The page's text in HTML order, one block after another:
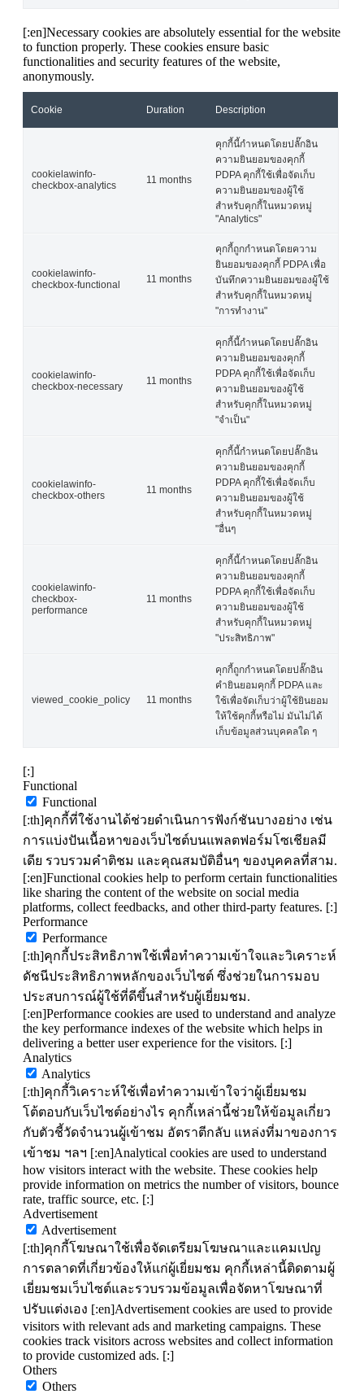
[:en]Necessary cookies are absolutely essential for the website
to function properly. These cookies ensure basic
functionalities and security features of the website,
anonymously.
Cookie Duration Description
cookielawinfo-
checkbox-analytics
11 months
คุกกี้นี้กำหนดโดยปลั๊กอิน
ความยินยอมของคุกกี้
PDPA คุกกี้ใช้เพื่อจัดเก็บ
ความยินยอมของผู้ใช้
สำหรับคุกกี้ในหมวดหมู่
"Analytics"
cookielawinfo-
checkbox-functional
11 months
คุกกี้ถูกกำหนดโดยความ
ยินยอมของคุกกี้ PDPA เพื่อ
บันทึกความยินยอมของผู้ใช้
สำหรับคุกกี้ในหมวดหมู่
"การทำงาน"
cookielawinfo-
checkbox-necessary
11 months
คุกกี้นี้กำหนดโดยปลั๊กอิน
ความยินยอมของคุกกี้
PDPA คุกกี้ใช้เพื่อจัดเก็บ
ความยินยอมของผู้ใช้
สำหรับคุกกี้ในหมวดหมู่
"จำเป็น"
cookielawinfo-
checkbox-others
11 months
คุกกี้นี้กำหนดโดยปลั๊กอิน
ความยินยอมของคุกกี้
PDPA คุกกี้ใช้เพื่อจัดเก็บ
ความยินยอมของผู้ใช้
สำหรับคุกกี้ในหมวดหมู่
"อื่นๆ
cookielawinfo-
checkbox-
performance
11 months
คุกกี้นี้กำหนดโดยปลั๊กอิน
ความยินยอมของคุกกี้
PDPA คุกกี้ใช้เพื่อจัดเก็บ
ความยินยอมของผู้ใช้
สำหรับคุกกี้ในหมวดหมู่
"ประสิทธิภาพ"
viewed_cookie_policy 11 months
คุกกี้ถูกกำหนดโดยปลั๊กอิน
คำยินยอมคุกกี้ PDPA และ
ใช้เพื่อจัดเก็บว่าผู้ใช้ยินยอม
ให้ใช้คุกกี้หรือไม่ มันไม่ได้
เก็บข้อมูลส่วนบุคคลใด ๆ
[:]
Functional
Functional
[:th]คุกกี้ที่ใช้งานได้ช่วยดำเนินการฟังก์ชันบางอย่าง เช่น
การแบ่งปันเนื้อหาของเว็บไซต์บนแพลตฟอร์มโซเชียลมี
เดีย รวบรวมคำติชม และคุณสมบัติอื่นๆ ของบุคคลที่สาม.
[:en]Functional cookies help to perform certain functionalities
like sharing the content of the website on social media
platforms, collect feedbacks, and other third-party features. [:]
Performance
Performance
[:th]คุกกี้ประสิทธิภาพใช้เพื่อทำความเข้าใจและวิเคราะห์
ดัชนีประสิทธิภาพหลักของเว็บไซต์ ซึ่งช่วยในการมอบ
ประสบการณ์ผู้ใช้ที่ดีขึ้นสำหรับผู้เยี่ยมชม.
[:en]Performance cookies are used to understand and analyze
the key performance indexes of the website which helps in
delivering a better user experience for the visitors. [:]
Analytics
Analytics
[:th]คุกกี้วิเคราะห์ใช้เพื่อทำความเข้าใจว่าผู้เยี่ยมชม
โต้ตอบกับเว็บไซต์อย่างไร คุกกี้เหล่านี้ช่วยให้ข้อมูลเกี่ยว
กับตัวชี้วัดจำนวนผู้เข้าชม อัตราตีกลับ แหล่งที่มาของการ
เข้าชม ฯลฯ [:en]Analytical cookies are used to understand
how visitors interact with the website. These cookies help
provide information on metrics the number of visitors, bounce
rate, traffic source, etc. [:]
Advertisement
Advertisement
[:th]คุกกี้โฆษณาใช้เพื่อจัดเตรียมโฆษณาและแคมเปญ
การตลาดที่เกี่ยวข้องให้แก่ผู้เยี่ยมชม คุกกี้เหล่านี้ติดตามผู้
เยี่ยมชมเว็บไซต์และรวบรวมข้อมูลเพื่อจัดหาโฆษณาที่
ปรับแต่งเอง [:en]Advertisement cookies are used to provide
visitors with relevant ads and marketing campaigns. These
cookies track visitors across websites and collect information
to provide customized ads. [:]
Others
Others